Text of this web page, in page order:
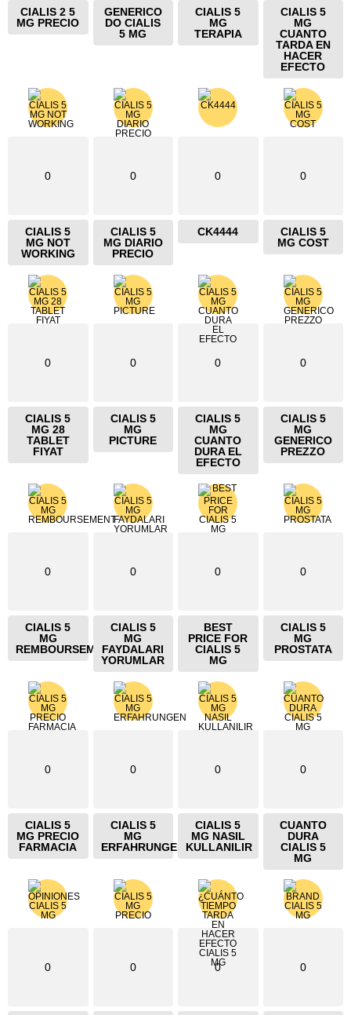
CIALIS 2 5
MG PRECIO
GENERICO
DO CIALIS
5 MG
CIALIS 5
MG
TERAPIA
CIALIS 5
MG
CUANTO
TARDA EN
HACER
EFECTO
0
CIALIS 5
MG NOT
WORKING
0
CIALIS 5
MG DIARIO
PRECIO
0
CK4444
0
CIALIS 5
MG COST
0
CIALIS 5
MG 28
TABLET
FIYAT
0
CIALIS 5
MG
PICTURE
0
CIALIS 5
MG
CUANTO
DURA EL
EFECTO
0
CIALIS 5
MG
GENERICO
PREZZO
0
CIALIS 5
MG
REMBOURSEMENT
0
CIALIS 5
MG
FAYDALARI
YORUMLAR
0
BEST
PRICE FOR
CIALIS 5
MG
0
CIALIS 5
MG
PROSTATA
0
CIALIS 5
MG PRECIO
FARMACIA
0
CIALIS 5
MG
ERFAHRUNGEN
0
CIALIS 5
MG NASIL
KULLANILIR
0
CUANTO
DURA
CIALIS 5
MG
0 0 0 0